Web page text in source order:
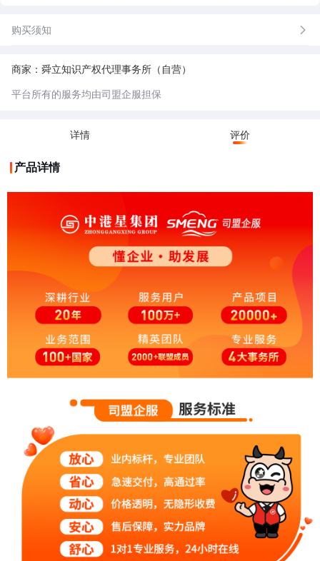
期。
告。
购买须知
商家：舜立知识产权代理事务所（自营）
平台所有的服务均由司盟企服担保
详情 评价
产品详情